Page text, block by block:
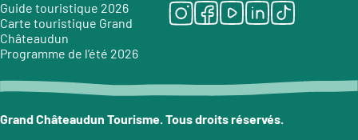
Guide touristique 2026
Carte touristique Grand
Châteaudun
Programme de l’été 2026
Instagram
Facebook
Youtube
LinkedIn
Tiktok
Grand Châteaudun Tourisme. Tous droits réservés.